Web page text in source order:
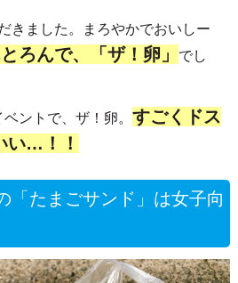
きました。まろやかでおいしー
ろんで、「ザ！卵」
でし
ントで、ザ！卵。 すごくドス
い…！！
「たまごサンド」は女子向